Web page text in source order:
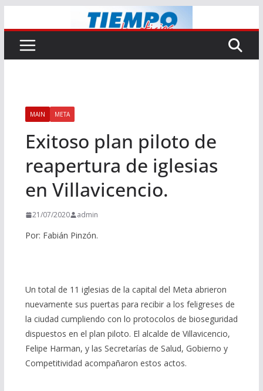
al
contenido
MAIN META
Exitoso plan piloto de
reapertura de iglesias
en Villavicencio.
21/07/2020 admin
Por: Fabián Pinzón.
Un total de 11 iglesias de la capital del Meta abrieron
nuevamente sus puertas para recibir a los feligreses de
la ciudad cumpliendo con lo protocolos de bioseguridad
dispuestos en el plan piloto. El alcalde de Villavicencio,
Felipe Harman, y las Secretarías de Salud, Gobierno y
Competitividad acompañaron estos actos.